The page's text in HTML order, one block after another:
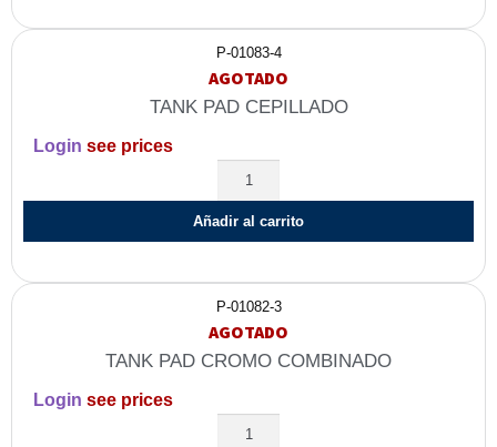
P-01083-4
AGOTADO
TANK PAD CEPILLADO
Login see prices
Añadir al carrito
P-01082-3
AGOTADO
TANK PAD CROMO COMBINADO
Login see prices